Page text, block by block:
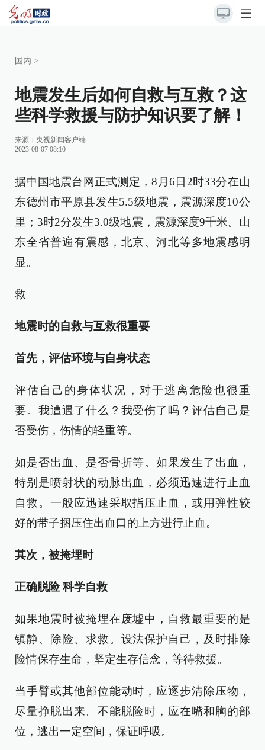
国内 >
地震发生后如何自救与互救？这
些科学救援与防护知识要了解！
来源：央视新闻客户端
2023-08-07 08:10
据中国地震台网正式测定，8月6日2时33分在山
东德州市平原县发生5.5级地震，震源深度10公
里；3时2分发生3.0级地震，震源深度9千米。山
东全省普遍有震感，北京、河北等多地震感明
显。
救
地震时的自救与互救很重要
首先，评估环境与自身状态
评估自己的身体状况，对于逃离危险也很重
要。我遭遇了什么？我受伤了吗？评估自己是
否受伤，伤情的轻重等。
如是否出血、是否骨折等。如果发生了出血，
特别是喷射状的动脉出血，必须迅速进行止血
自救。一般应迅速采取指压止血，或用弹性较
好的带子捆压住出血口的上方进行止血。
其次，被掩埋时
正确脱险 科学自救
如果地震时被掩埋在废墟中，自救最重要的是
镇静、除险、求救。设法保护自己，及时排除
险情保存生命，坚定生存信念，等待救援。
当手臂或其他部位能动时，应逐步清除压物，
尽量挣脱出来。不能脱险时，应在嘴和胸的部
位，逃出一定空间，保证呼吸。